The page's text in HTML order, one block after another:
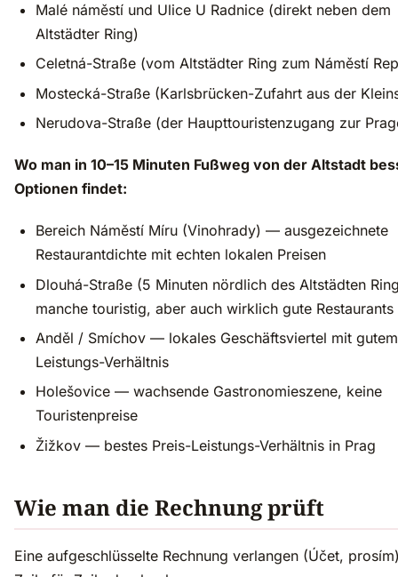
Malé náměstí und Ulice U Radnice (direkt neben dem
Altstädter Ring)
Celetná-Straße (vom Altstädter Ring zum Náměstí
Mostecká-Straße (Karlsbrücken-Zufahrt aus der
Nerudova-Straße (der Haupttouristenzugang zur
Wo man in 10–15 Minuten Fußweg von der Altstadt
Optionen findet:
Bereich Náměstí Míru (Vinohrady) — ausgezeichnete
Restaurantdichte mit echten lokalen Preisen
Dlouhá-Straße (5 Minuten nördlich des Altstädten
manche touristig, aber auch wirklich gute Restaurants
Anděl / Smíchov — lokales Geschäftsviertel mit
Leistungs-Verhältnis
Holešovice — wachsende Gastronomieszene, keine
Touristenpreise
Žižkov — bestes Preis-Leistungs-Verhältnis in Prag
Wie man die Rechnung prüft
Eine aufgeschlüsselte Rechnung verlangen (Účet,